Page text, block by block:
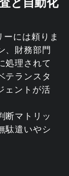
ーには頼りま
、財務部門
処理されて
テランスタ
ェントが活
断マトリッ
駄遣いやシ